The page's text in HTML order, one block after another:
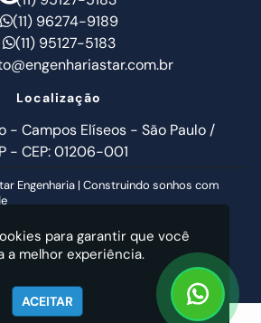
(11) 96274-9189
(11) 95127-5183
Localização
- Campos Elíseos - São Paulo /
- CEP: 01206-001
Engenharia | Construindo sonhos com
para garantir que você
a melhor experiência.
ACEITAR